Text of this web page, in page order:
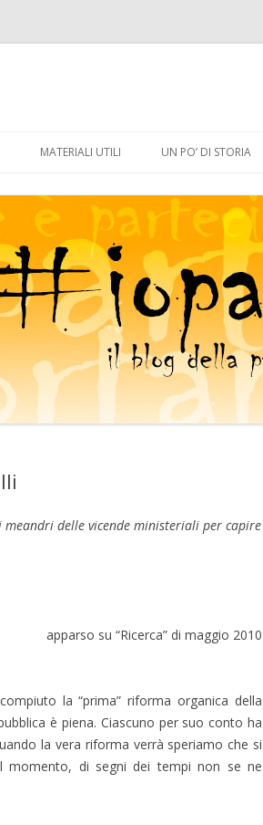
MATERIALI UTILI UN PO’ DI STORIA
delle vicende ministeriali per capire
apparso su “Ricerca” di maggio 2010
la “prima” riforma organica della
è piena. Ciascuno per suo conto ha
la vera riforma verrà speriamo che si
momento, di segni dei tempi non se ne